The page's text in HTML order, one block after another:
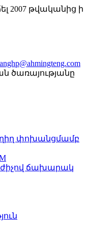
2007 թվականից ի
ծառայությանը
փոխանցմամբ
ճախարակ